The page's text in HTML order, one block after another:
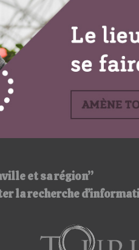
et sa région”
la recherche